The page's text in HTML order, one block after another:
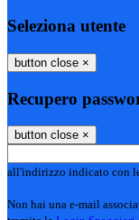
Seleziona utente
button close ×
Recupero
button close ×
all'indirizzo indicato con
Non hai una e-mail